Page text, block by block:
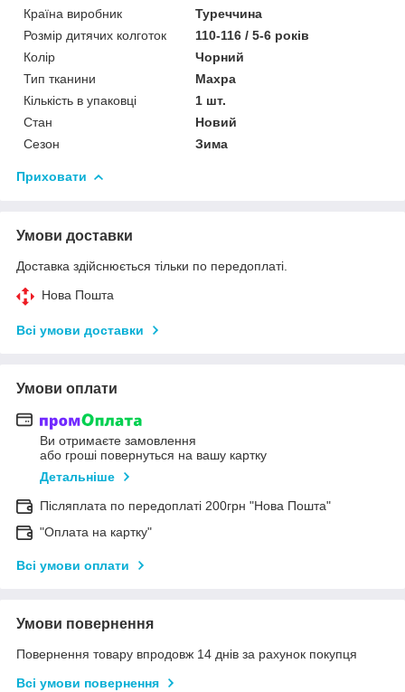
Країна виробник
Туреччина
Розмір дитячих колготок
110-116 / 5-6 років
Колір
Чорний
Тип тканини
Махра
Кількість в упаковці
1 шт.
Стан
Новий
Сезон
Зима
Приховати
Умови доставки
Доставка здійснюється тільки по передоплаті.
Нова Пошта
Всі умови доставки
Умови оплати
Ви отримаєте замовлення
або гроші повернуться на вашу картку
Детальніше
Післяплата по передоплаті 200грн "Нова Пошта"
"Оплата на картку"
Всі умови оплати
Умови повернення
Повернення товару впродовж 14 днів за рахунок покупця
Всі умови повернення